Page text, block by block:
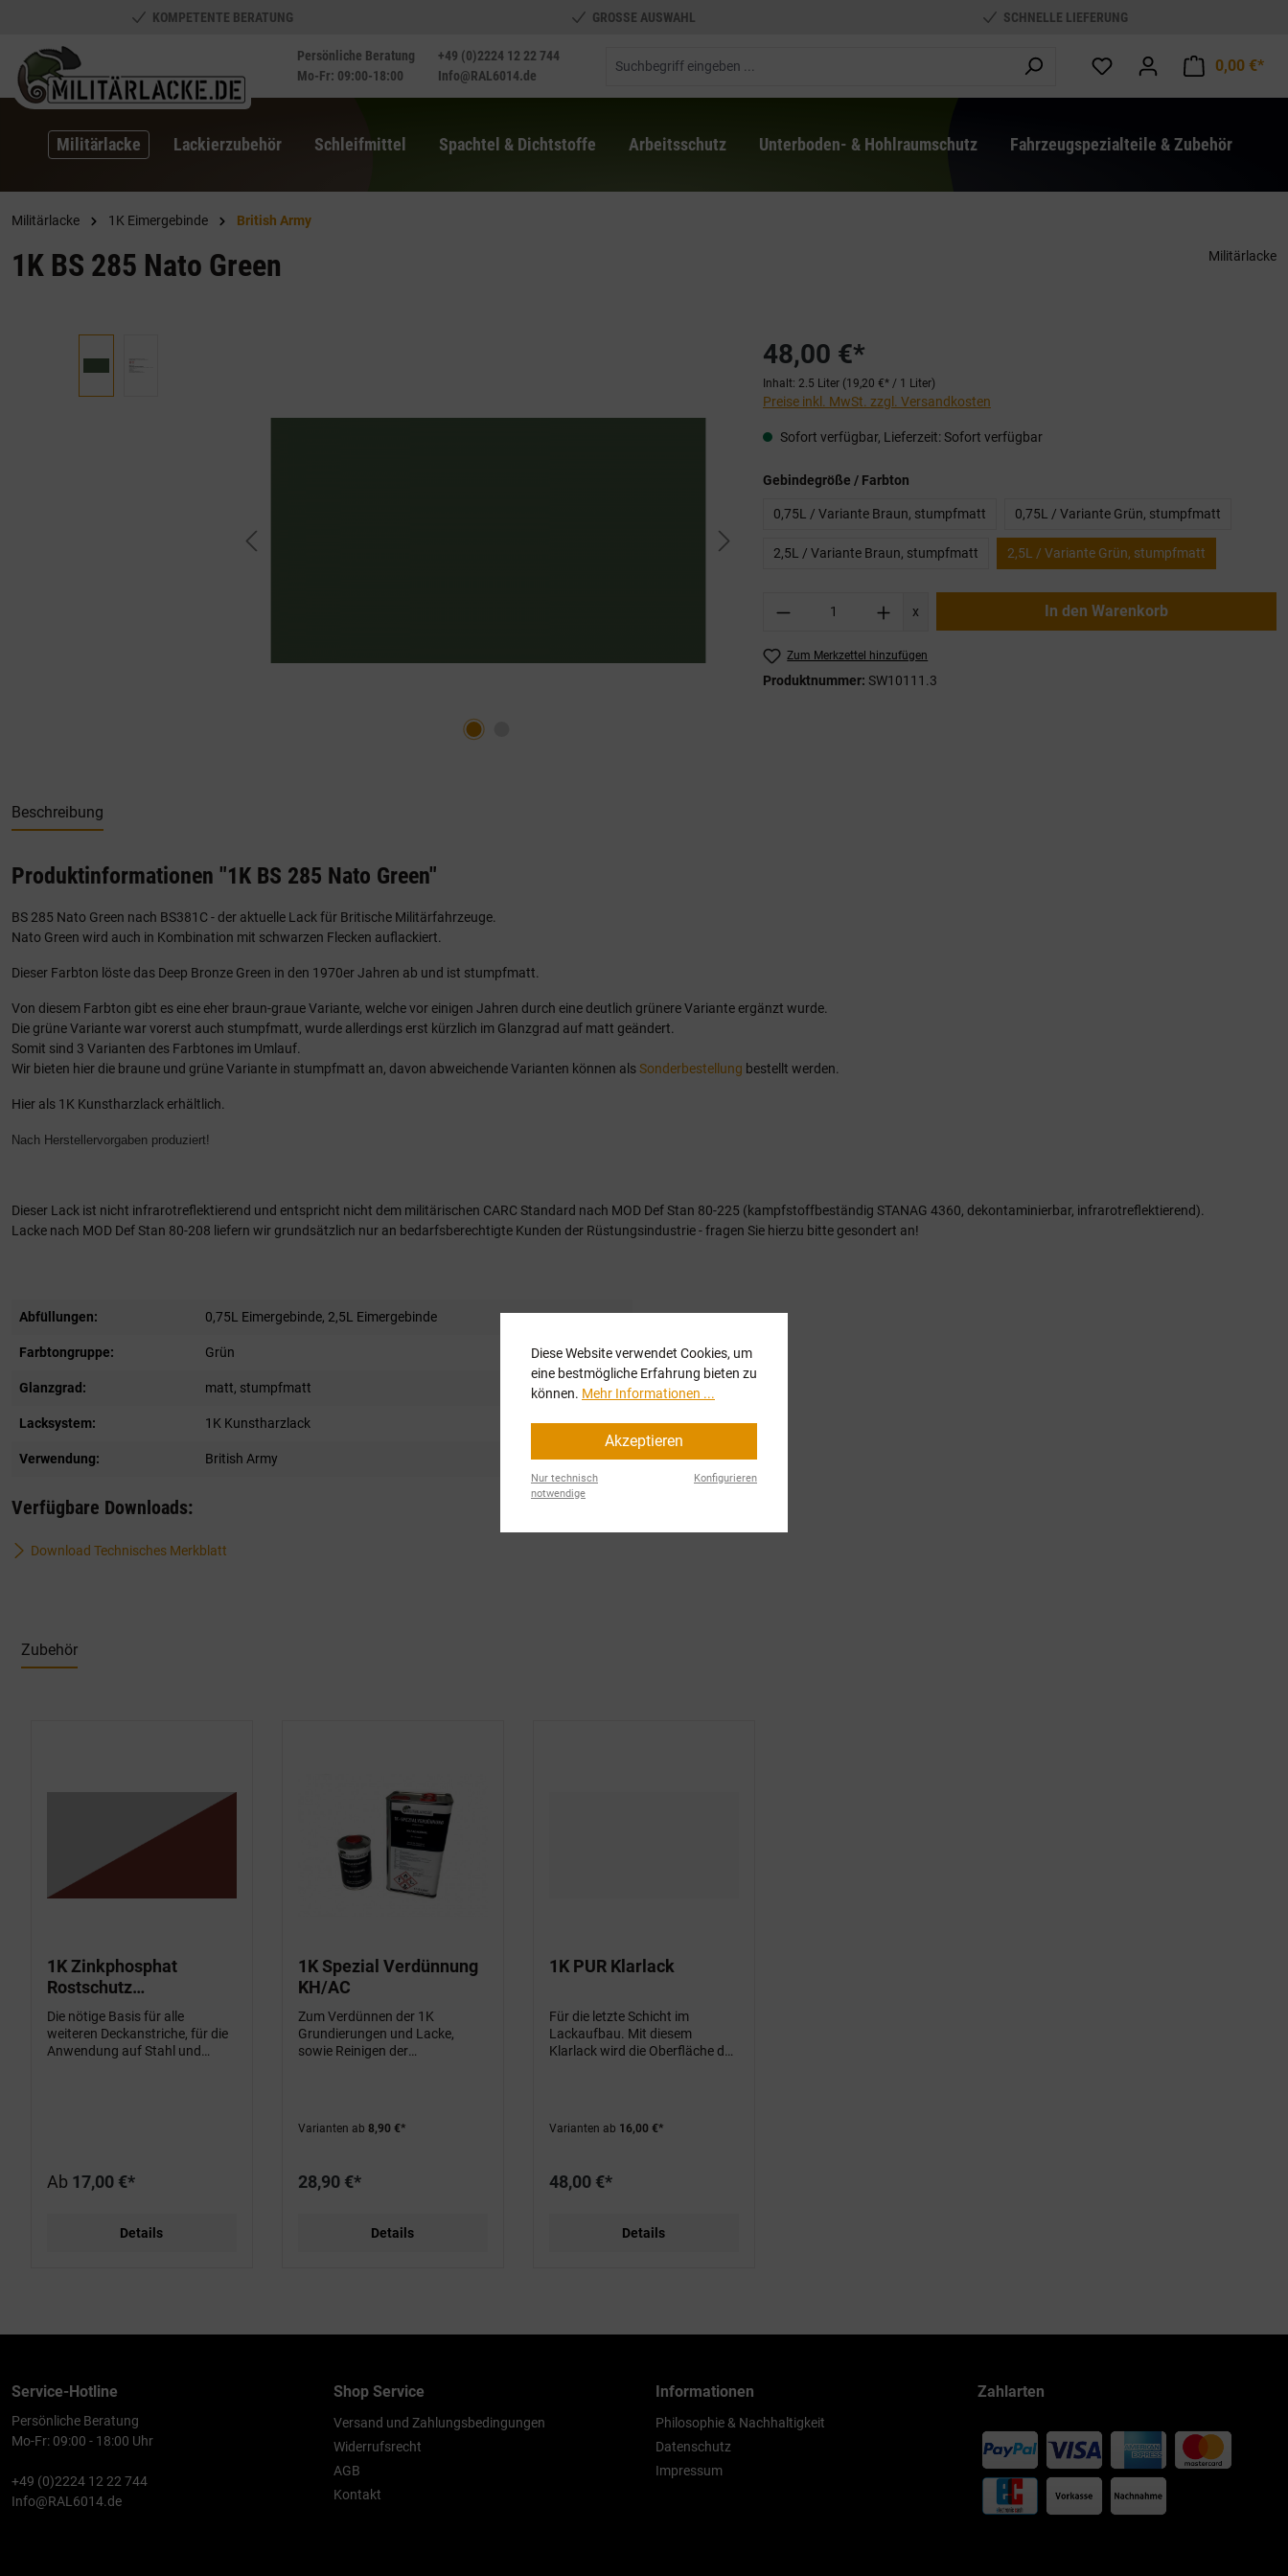
Zur Hauptnavigation springen
KOMPETENTE BERATUNG GROSSE AUSWAHL SCHNELLE LIEFERUNG
Persönliche Beratung
Mo-Fr: 09:00-18:00
+49 (0)2224 12 22 744
Info@RAL6014.de
0,00 €*
Militärlacke Lackierzubehör Schleifmittel Spachtel & Dichtstoffe Arbeitsschutz Unterboden- & Hohlraumschutz Fahrzeugspezialteile & Zubehör
Militärlacke 1K Eimergebinde British Army
1K BS 285 Nato Green Militärlacke
48,00 €*
Inhalt: 2.5 Liter (19,20 €* / 1 Liter)
Preise inkl. MwSt. zzgl. Versandkosten
Sofort verfügbar, Lieferzeit: Sofort verfügbar
Gebindegröße / Farbton
0,75L / Variante Braun, stumpfmatt 0,75L / Variante Grün, stumpfmatt
2,5L / Variante Braun, stumpfmatt 2,5L / Variante Grün, stumpfmatt
Produkt Anzahl: Gib den gewünschten Wert ein
x In den Warenkorb
Zum Merkzettel hinzufügen
Produktnummer: SW10111.3
Beschreibung
Produktinformationen "1K BS 285 Nato Green"
BS 285 Nato Green nach BS381C - der aktuelle Lack für Britische Militärfahrzeuge.
Nato Green wird auch in Kombination mit schwarzen Flecken auflackiert.
Dieser Farbton löste das Deep Bronze Green in den 1970er Jahren ab und ist stumpfmatt.
Von diesem Farbton gibt es eine eher braun-graue Variante, welche vor einigen Jahren durch eine deutlich grünere Variante ergänzt wurde.
Die grüne Variante war vorerst auch stumpfmatt, wurde allerdings erst kürzlich im Glanzgrad auf matt geändert.
Somit sind 3 Varianten des Farbtones im Umlauf.
Wir bieten hier die braune und grüne Variante in stumpfmatt an, davon abweichende Varianten können alsSonderbestellung bestellt werden.
Hier als 1K Kunstharzlack erhältlich.
Nach Herstellervorgaben produziert!
Dieser Lack ist nicht infrarotreflektierend und entspricht nicht dem militärischen CARC Standard nach MOD Def Stan 80-225 (kampfstoffbeständig STANAG 4360, dekontaminierbar, infrarotreflektierend).
Lacke nach MOD Def Stan 80-208 liefern wir grundsätzlich nur an bedarfsberechtigte Kunden der Rüstungsindustrie - fragen Sie hierzu bitte gesondert an!
Abfüllungen: 0,75L Eimergebinde, 2,5L Eimergebinde
Farbtongruppe: Grün
Glanzgrad: matt, stumpfmatt
Lacksystem: 1K Kunstharzlack
Verwendung: British Army
Verfügbare Downloads:
Download Technisches Merkblatt
Zubehör
1K Zinkphosphat
Rostschutz
Füllhaftgrundierung
Die nötige Basis für alle
weiteren Deckanstriche, für die
Anwendung auf Stahl und
Ab 17,00 €*
Details
1K Spezial Verdünnung
KH/AC
Zum Verdünnen der 1K
Grundierungen und Lacke,
sowie Reinigen der
Varianten ab 8,90 €*
28,90 €*
Details
1K PUR Klarlack
Für die letzte Schicht im
Lackaufbau. Mit diesem
Klarlack wird die Oberfläche des
Varianten ab 16,00 €*
48,00 €*
Details
Service-Hotline
Persönliche Beratung
Mo-Fr: 09:00 - 18:00 Uhr
+49 (0)2224 12 22 744
Info@RAL6014.de
Shop Service
Versand und Zahlungsbedingungen
Widerrufsrecht
AGB
Kontakt
Informationen
Philosophie & Nachhaltigkeit
Datenschutz
Impressum
Zahlarten
Diese Website verwendet Cookies, um
eine bestmögliche Erfahrung bieten zu
können. Mehr Informationen ...
Akzeptieren
Nur technisch
notwendige
Konfigurieren